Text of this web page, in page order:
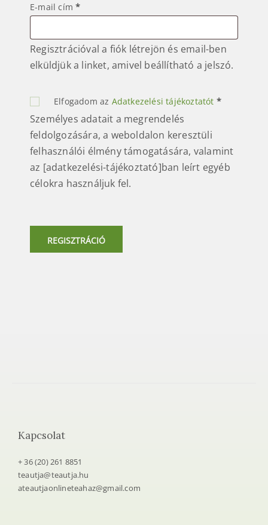
E-mail cím*Kötelező
Regisztrációval a fiók létrejön és email-ben
elküldjük a linket, amivel beállítható a jelszó.
Elfogadom az Adatkezelési tájékoztatót *
Személyes adatait a megrendelés
feldolgozására, a weboldalon keresztüli
felhasználói élmény támogatására, valamint
az [adatkezelési-tájékoztató]ban leírt egyéb
célokra használjuk fel.
REGISZTRÁCIÓ
Kapcsolat
+ 36 (20) 261 8851
teautja@teautja.hu
ateautjaonlineteahaz@gmail.com